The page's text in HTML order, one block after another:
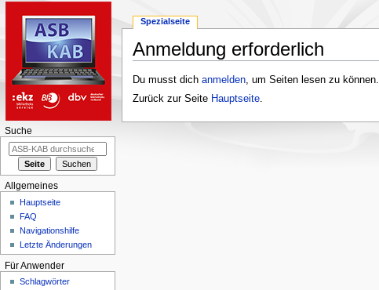
Anmeldung erforderlich
Zur
Navigation
Zur
Suche
Du musst dich anmelden, um Seiten lesen zu können.
Zurück zur Seite Hauptseite.
Spezialseite
Suche
Allgemeines
Hauptseite
FAQ
Navigationshilfe
Letzte Änderungen
Für Anwender
Schlagwörter